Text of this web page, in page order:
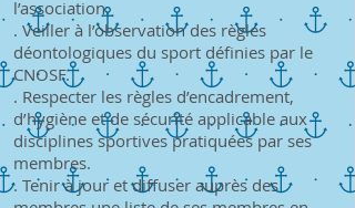
l’association.
. Veiller à l’observation des règles
déontologiques du sport définies par le
CNOSF.
. Respecter les règles d’encadrement,
d’hygiène et de sécurité applicable aux
disciplines sportives pratiquées par ses
membres.
. Tenir à jour et diffuser auprès des